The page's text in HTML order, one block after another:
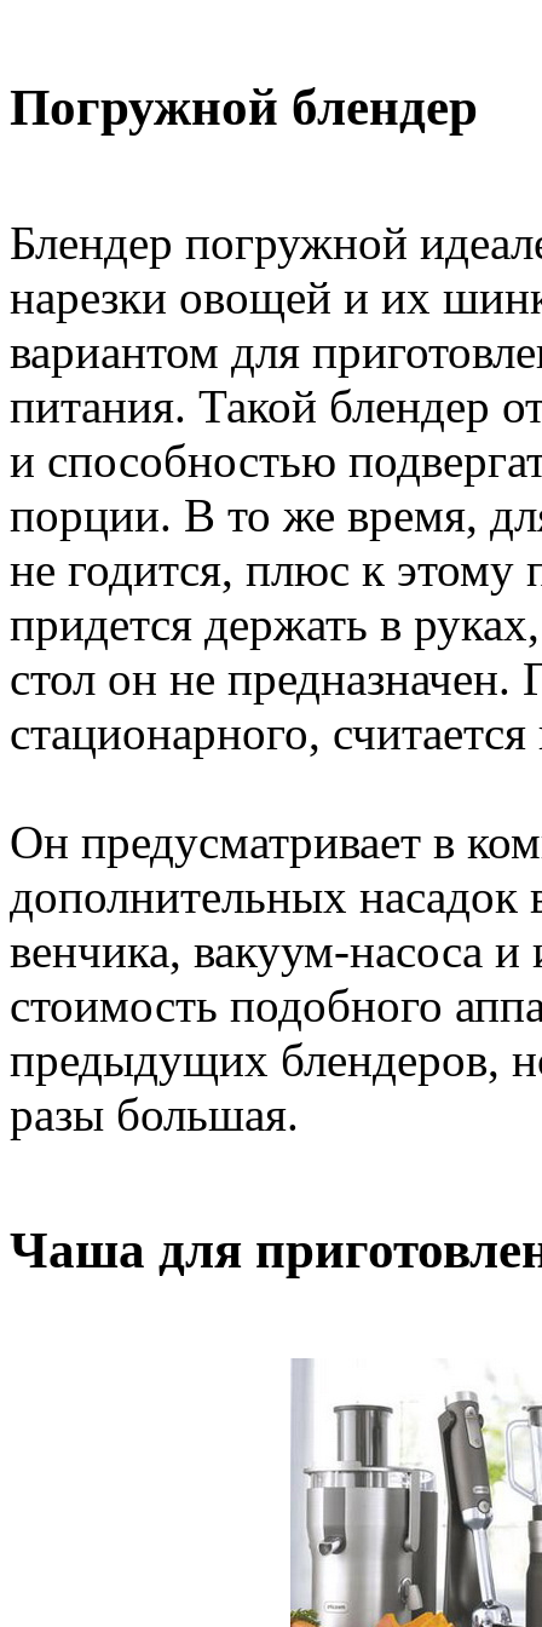
Погружной блендер
Блендер погружной
нарезки овощей и их
вариантом для
питания. Такой блендер
и способностью
порции. В то же время,
не годится, плюс к этому
придется держать в
стол он не
стационарного,
Он предусматривает в
дополнительных насадок
венчика, вакуум-насоса
стоимость подобного
предыдущих блендеров,
разы большая.
Чаша для